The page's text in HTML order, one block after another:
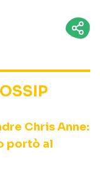
Chris Anne:
portò al